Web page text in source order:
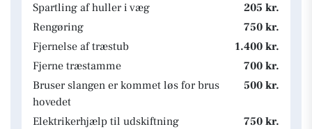
Spartling af huller i væg
205 kr.
Rengøring
750 kr.
Fjernelse af træstub
1.400 kr.
Fjerne træstamme
700 kr.
Bruser slangen er kommet løs for brus
hovedet
500 kr.
Elektrikerhjælp til udskiftning
750 kr.